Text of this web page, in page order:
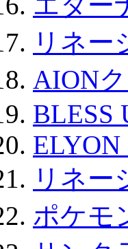
リネー
AION
BLESS
リネー
ポケモ